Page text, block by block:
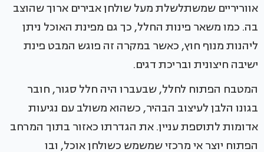
אווריריים שמשתלשלת מעל שולחן אבירים ארוך שהוצב
בה. כמו משאר פינות החלל, כך גם מפינת האוכל ניתן
ליהנות מנוף חוץ, כאשר במקרה זה פוגש המבט פינת
ישיבה חיצונית ובריכת דגים.
המטבח הפתוח לחלל, שבעברו היה חלל סגור, חובר
בגונו הלבן לעיצוב הבהיר, כשהוא משולב עם נגיעות
אדומות לתוספת עניין. את הגדרתו כאזור בתוך המרחב
הפתוח יוצר אי מרכזי שמשמש כשולחן אוכל, ובו